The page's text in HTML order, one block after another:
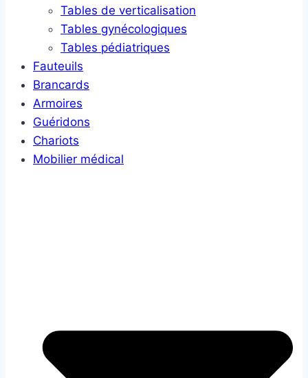
Tables de verticalisation
Tables gynécologiques
Tables pédiatriques
Fauteuils
Brancards
Armoires
Guéridons
Chariots
Mobilier médical